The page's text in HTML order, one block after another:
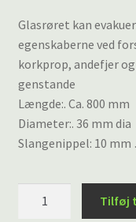
Glasrøret kan
egenskaberne ved
korkprop, andefjer
genstande
Længde:. Ca. 800 mm
Diameter:. 36 mm dia
Slangenippel: 10
Tilføj